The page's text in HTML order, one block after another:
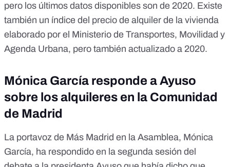
pero los últimos datos disponibles son de 2020. Existe
también un índice del precio de alquiler de la vivienda
elaborado por el Ministerio de Transportes, Movilidad y
Agenda Urbana, pero también actualizado a 2020.
Mónica García responde a Ayuso
sobre los alquileres en la Comunidad
de Madrid
La portavoz de Más Madrid en la Asamblea, Mónica
García, ha respondido en la segunda sesión del